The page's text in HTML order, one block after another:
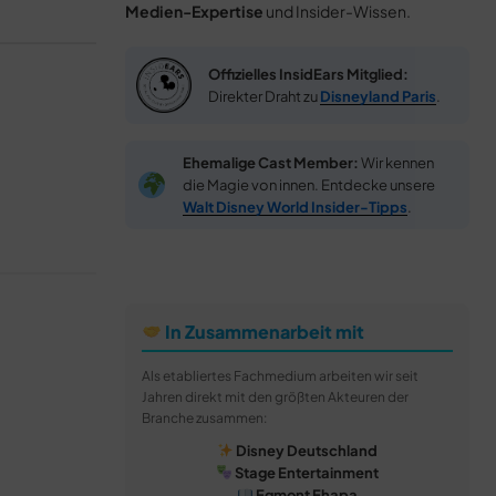
Medien-Expertise und Insider-Wissen.
Offizielles InsidEars Mitglied:
Direkter Draht zuDisneyland Paris
Ehemalige Cast Member: Wir kennen
die Magie von innen. Entdecke unsere
Walt Disney World Insider-Tipps
In Zusammenarbeit mit
Als etabliertes Fachmedium arbeiten wir seit
Jahren direkt mit den größten Akteuren der
Branche zusammen:
Disney Deutschland
Stage Entertainment